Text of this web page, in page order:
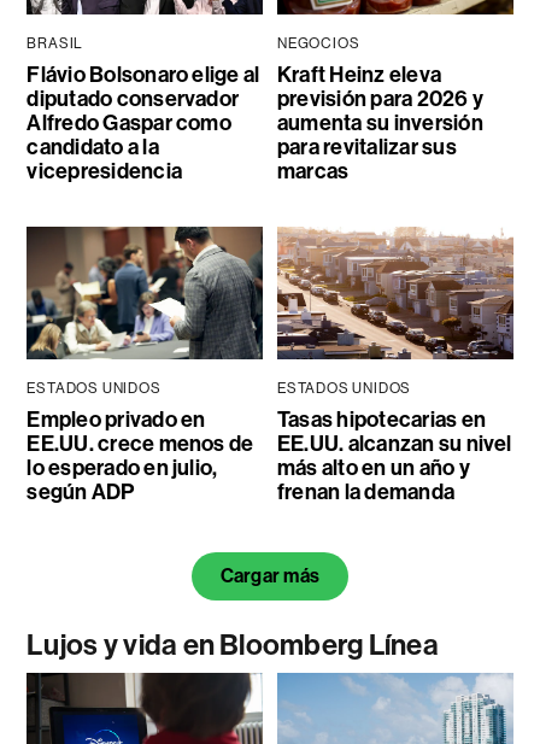
BRASIL
Flávio Bolsonaro elige al
diputado conservador
Alfredo Gaspar como
candidato a la
vicepresidencia
NEGOCIOS
Kraft Heinz eleva
previsión para 2026 y
aumenta su inversión
para revitalizar sus
marcas
ESTADOS UNIDOS
Empleo privado en
EE.UU. crece menos de
lo esperado en julio,
según ADP
ESTADOS UNIDOS
Tasas hipotecarias en
EE.UU. alcanzan su nivel
más alto en un año y
frenan la demanda
Cargar más
Lujos y vida en Bloomberg Línea